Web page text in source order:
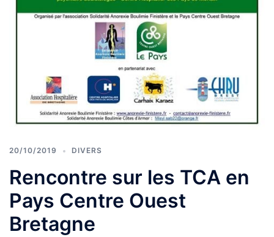
20/10/2019 DIVERS
Rencontre sur les TCA en
Pays Centre Ouest
Bretagne